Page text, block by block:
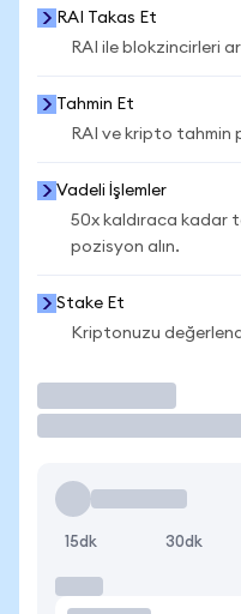
RAI Takas Et
RAI ile blokzincirleri
Tahmin Et
RAI ve kripto tahmin
Vadeli İşlemler
50x kaldıraca kadar
pozisyon alın.
Stake Et
Kriptonuzu
15dk 30dk